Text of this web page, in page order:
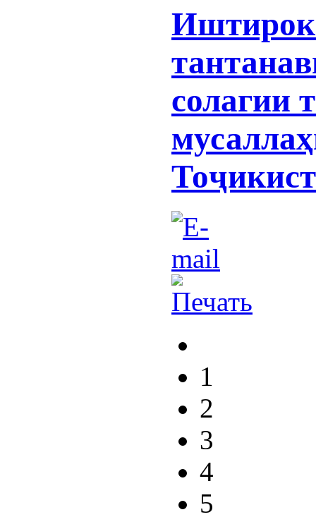
Иштирок
солагии
1
2
3
4
5